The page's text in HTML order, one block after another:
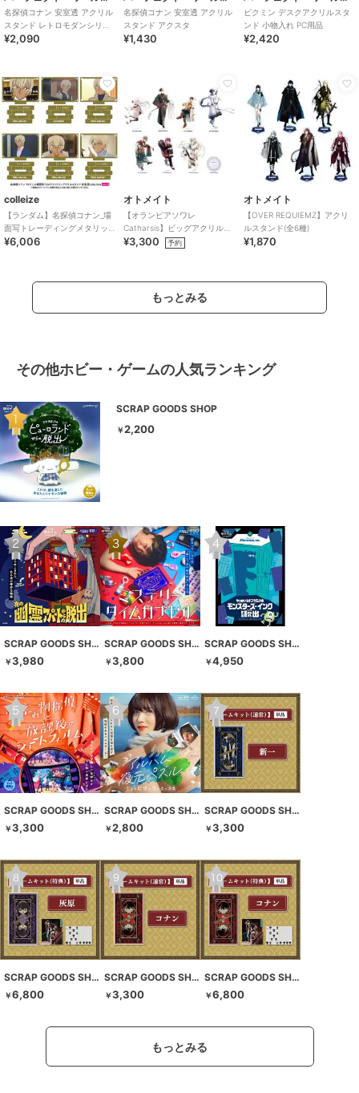
名探偵コナン 安室透 アクリル
スタンド レトロモダンシリー
ズ アクスタ
¥2,090
名探偵コナン 安室透 アクリル
スタンド アクスタ
¥1,430
ピクミン デスクアクリルスタ
ンド 小物入れ PC用品
¥2,420
colleize
【ランダム】名探偵コナン_場
面写トレーディングメタリッ
クミニアクリルスタンド 安室
¥6,006
オトメイト
【オランピアソワレ
Catharsis】ビッグアクリルス
タンド(全7種)
¥3,300 予約
オトメイト
【OVER REQUIEMZ】アクリ
ルスタンド(全6種)
¥1,870
もっとみる
その他ホビー・ゲームの人気ランキング
SCRAP GOODS SHOP
￥2,200
SCRAP GOODS SHOP
￥3,980
SCRAP GOODS SHOP
￥3,800
SCRAP GOODS SHOP
￥4,950
SCRAP GOODS SHOP
￥3,300
SCRAP GOODS SHOP
￥2,800
SCRAP GOODS SHOP
￥3,300
SCRAP GOODS SHOP
￥6,800
SCRAP GOODS SHOP
￥3,300
SCRAP GOODS SHOP
￥6,800
もっとみる